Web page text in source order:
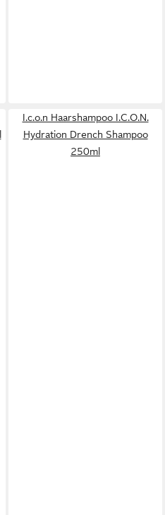
I.c.o.n Haarshampoo I.C.O.N.
Hydration Drench Shampoo
250ml